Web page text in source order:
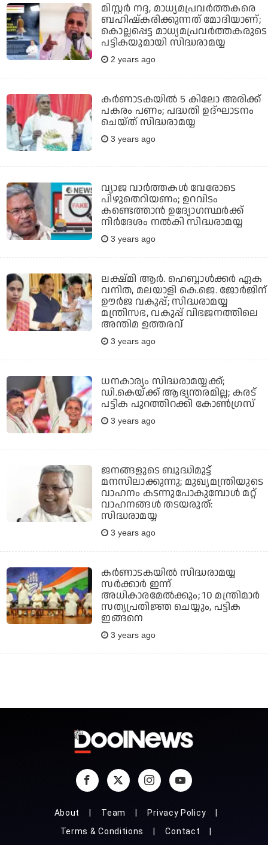
മിസ്റ്റര്‍ നദ്ദ, മാധ്യമപ്രവര്‍ത്തകരെ
ബഹിഷ്‌കരിക്കുന്നത് മോദിയാണ്;
കൊല്ലപ്പെട്ട മാധ്യമപ്രവര്‍ത്തകരുടെ
പട്ടികയുമായി സിദ്ധരാമയ്യ
2 years ago
കര്‍ണാടകയില്‍ 5 കിലോ അരിക്ക്
പകരം പണം; പദ്ധതി ഉദ്ഘാടനം
ചെയ്ത് സിദ്ധരാമയ്യ
3 years ago
വ്യാജ വാര്‍ത്തകള്‍ വേരോടെ
പിഴുതെറിയണം; ഉറവിടം
കണ്ടെത്താന്‍ ഉദ്യോഗസ്ഥര്‍ക്ക്
നിര്‍ദേശം നല്‍കി സിദ്ധരാമയ്യ
3 years ago
ലക്ഷ്മി ആര്‍. ഹെബ്ബാള്‍ക്കര്‍ ഏക
വനിത, മലയാളി കെ.ജെ. ജോര്‍ജിന്
ഊര്‍ജ വകുപ്പ്; സിദ്ധരാമയ്യ
മന്ത്രിസഭ, വകുപ്പ് വിഭജനത്തിലെ
അന്തിമ ഉത്തരവ്
3 years ago
ധനകാര്യം സിദ്ധരാമയ്യക്ക്;
ഡി.കെയ്ക്ക് ആഭ്യന്തരമില്ല; കരട്
പട്ടിക പുറത്തിറക്കി കോണ്‍ഗ്രസ്
3 years ago
ജനങ്ങളുടെ ബുദ്ധിമുട്ട്
മനസിലാക്കുന്നു; മുഖ്യമന്ത്രിയുടെ
വാഹനം കടന്നുപോകുമ്പോള്‍ മറ്റ്
വാഹനങ്ങള്‍ തടയരുത്:
സിദ്ധരാമയ്യ
3 years ago
കര്‍ണാടകയില്‍ സിദ്ധരാമയ്യ
സര്‍ക്കാര്‍ ഇന്ന്
അധികാരമേല്‍ക്കും; 10 മന്ത്രിമാര്‍
സത്യപ്രതിജ്ഞ ചെയ്യും, പട്ടിക
ഇങ്ങനെ
3 years ago
About Team
Privacy Policy
Terms & Conditions
Contact